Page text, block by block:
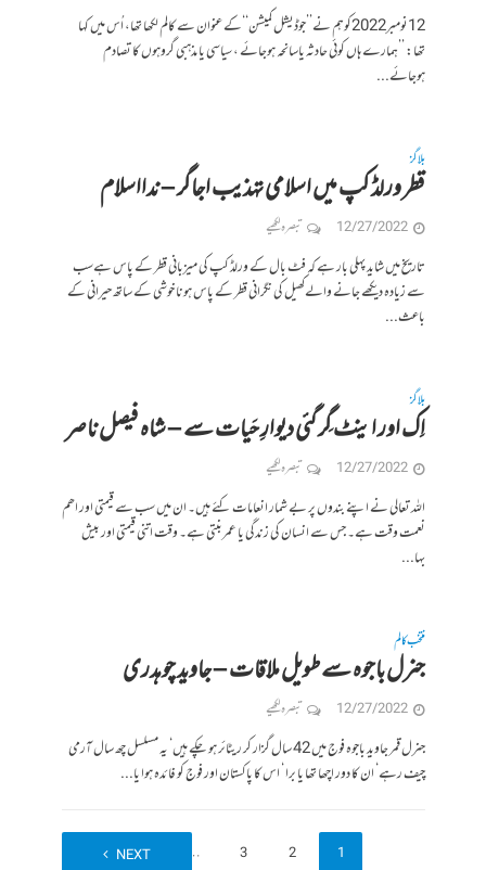
12نومبر2022کوہم نے’’جوڈیشل کمیشن‘‘کے عنوان سے کالم لکھا تھا، اُس میں کہا
تھا: ’’ہمارے ہاں کوئی حادثہ یاسانحہ ہوجائے ، سیاسی یا مذہبی گروہوں کا تصادم
ہوجائے...
بلاگز
قطر ورلڈ کپ میں اسلامی تہذیب اجاگر‎‎ – ندااسلام
12/27/2022 تبصرہ لکھیے
تاریخ میں شاید پہلی بار ہے کہ فٹ بال کے ورلڈ کپ کی میزبانی قطر کے پاس ہےسب
سے زیادہ دیکھے جانے والےکھیل کی نگرانی قطر کے پاس ہونا خوشی کے ساتھ حیرانی کے
باعث...
بلاگز
اِک اور اینٹ گِر گئی دیوارِ حَیات سے – شاہ فیصل ناصر
12/27/2022 تبصرہ لکھیے
اللہ تعالی نے اپنے بندوں پر بے شمار انعامات کئے ہیں۔ ان میں سب سے قیمتی اور اھم
نعمت وقت ہے۔ جس سے انسان کی زندگی یا عمربنتی ہے۔ وقت اتنی قیمتی اور بیش
بہا...
منتخب کالم
جنرل باجوہ سے طویل ملاقات – جاوید چوہدری
12/27/2022 تبصرہ لکھیے
جنرل قمر جاوید باجوہ فوج میں 42 سال گزار کر ریٹائر ہو چکے ہیں‘ یہ مسلسل چھ سال آرمی
چیف رہے‘ ان کا دور اچھا تھا یا برا ‘ اس کا پاکستان اور فوج کو فائدہ ہوا یا...
1
2
3
…
18
NEXT